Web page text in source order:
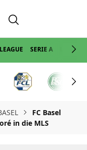
SERIE A LA LIGA
FC Basel
in die MLS